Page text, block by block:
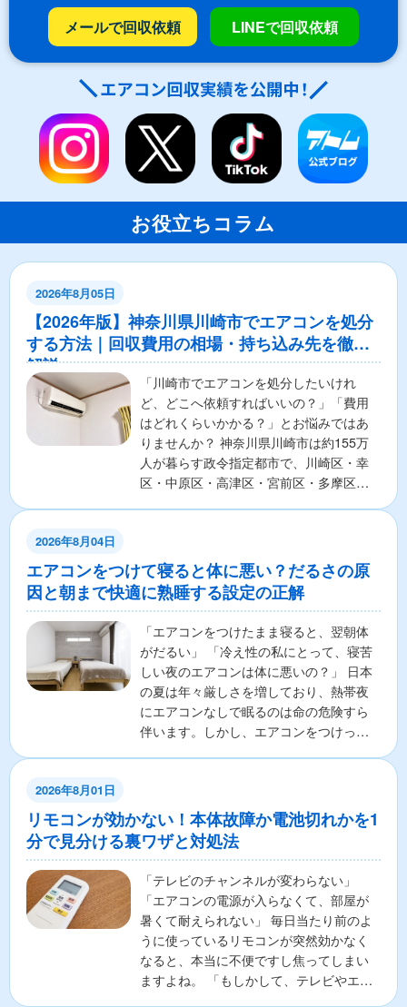
メールで回収依頼 LINEで回収依頼
お役立ちコラム
2026年8月05日
【2026年版】神奈川県川崎市でエアコンを処分
する方法｜回収費用の相場・持ち込み先を徹底
解説
「川崎市でエアコンを処分したいけれ
ど、どこへ依頼すればいいの？」「費用
はどれくらいかかる？」とお悩みではあ
りませんか？ 神奈川県川崎市は約155万
人が暮らす政令指定都市で、川崎区・幸
区・中原区・高津区・宮前区・多摩区・
2026年8月04日
エアコンをつけて寝ると体に悪い？だるさの原
因と朝まで快適に熟睡する設定の正解
「エアコンをつけたまま寝ると、翌朝体
がだるい」 「冷え性の私にとって、寝苦
しい夜のエアコンは体に悪いの？」 日本
の夏は年々厳しさを増しており、熱帯夜
にエアコンなしで眠るのは命の危険すら
伴います。しかし、エアコンをつけっぱ
2026年8月01日
リモコンが効かない！本体故障か電池切れかを1
分で見分ける裏ワザと対処法
「テレビのチャンネルが変わらない」
「エアコンの電源が入らなくて、部屋が
暑くて耐えられない」 毎日当たり前のよ
うに使っているリモコンが突然効かなく
なると、本当に不便ですし焦ってしまい
ますよね。 「もしかして、テレビやエア